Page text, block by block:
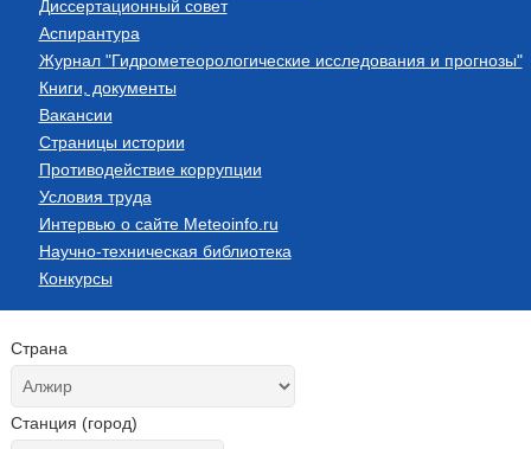
Диссертационный совет
Аспирантура
Журнал "Гидрометеорологические исследования и прогнозы"
Книги, документы
Вакансии
Страницы истории
Противодействие коррупции
Условия труда
Интервью о сайте Meteoinfo.ru
Научно-техническая библиотека
Конкурсы
Страна
Станция (город)